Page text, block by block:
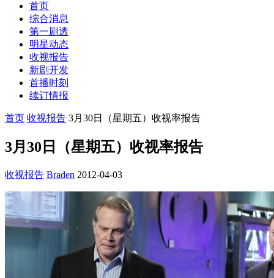
首页
综合消息
第一剧透
明星动态
收视报告
新剧开发
首播时刻
续订情报
首页 收视报告 3月30日（星期五）收视率报告
3月30日（星期五）收视率报告
收视报告 Braden 2012-04-03